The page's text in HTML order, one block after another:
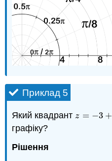
Приклад 5
Який квадрант z = −3 +
z =− 3+2i
графіку?
Рішення